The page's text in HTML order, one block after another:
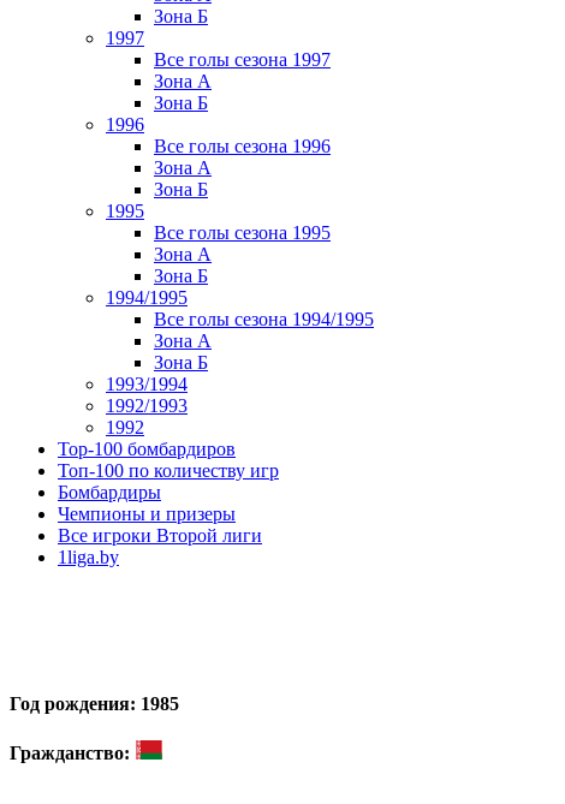
Зона Б
1997
Все голы сезона 1997
Зона А
Зона Б
1996
Все голы сезона 1996
Зона А
Зона Б
1995
Все голы сезона 1995
Зона А
Зона Б
1994/1995
Все голы сезона 1994/1995
Зона А
Зона Б
1993/1994
1992/1993
1992
Top-100 бомбардиров
Топ-100 по количеству игр
Бомбардиры
Чемпионы и призеры
Все игроки Второй лиги
1liga.by
Год рождения: 1985
Гражданство: